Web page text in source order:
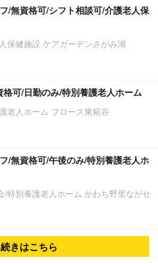
/無資格可/シフト相談可/介護老人保
保健施設 ケアガーデンさがみ湖
格可/日勤のみ/特別養護老人ホーム
老人ホーム フロース東糀谷
/無資格可/午後のみ/特別養護老人ホ
特別養護老人ホーム かわち野里ながせ
続きはこちら